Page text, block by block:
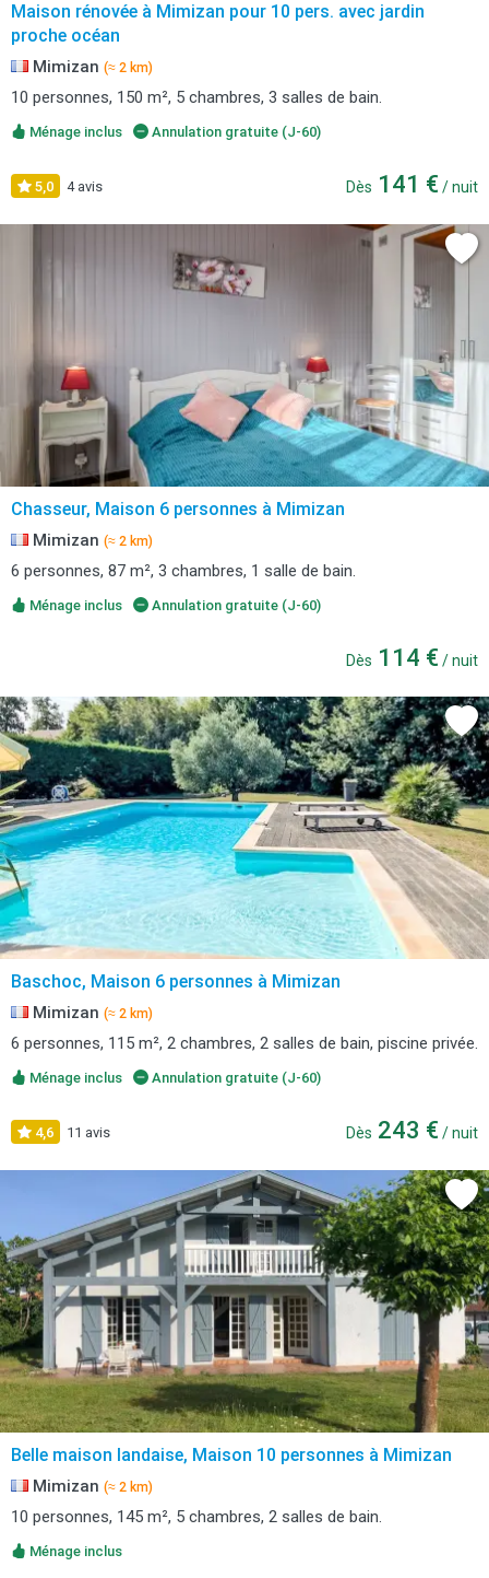
Maison rénovée à Mimizan pour 10 pers. avec jardin
proche océan
Mimizan (≈ 2 km)
10 personnes, 150 m², 5 chambres, 3 salles de bain.
Ménage inclus Annulation gratuite (J-60)
5,0 4 avis Dès 141 € / nuit
Chasseur, Maison 6 personnes à Mimizan
Mimizan (≈ 2 km)
6 personnes, 87 m², 3 chambres, 1 salle de bain.
Ménage inclus Annulation gratuite (J-60)
Dès 114 € / nuit
Baschoc, Maison 6 personnes à Mimizan
Mimizan (≈ 2 km)
6 personnes, 115 m², 2 chambres, 2 salles de bain, piscine privée.
Ménage inclus Annulation gratuite (J-60)
4,6 11 avis Dès 243 € / nuit
Belle maison landaise, Maison 10 personnes à Mimizan
Mimizan (≈ 2 km)
10 personnes, 145 m², 5 chambres, 2 salles de bain.
Ménage inclus